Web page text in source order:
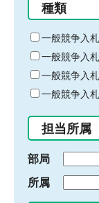
る
キ
ー
ワ
ー
ド
入
力
種類
一般競争入
一般競争入札
一般競争入
一般競争入
担当所属
部局
所属